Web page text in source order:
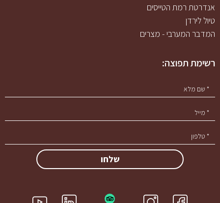
אנדרטת רמת הטייסים
טיול לירדן
המדבר המערבי - מצרים
רשימת תפוצה: